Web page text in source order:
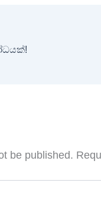
be published.